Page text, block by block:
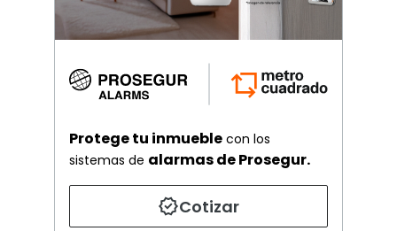
Protege tu inmueble con los
sistemas de alarmas de Prosegur.
Cotizar